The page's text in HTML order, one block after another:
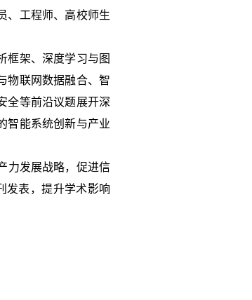
、工程师、高校师生
框架、深度学习与图
物联网数据融合、智
全等前沿议题展开深
智能系统创新与产业
力发展战略，促进信
发表，提升学术影响